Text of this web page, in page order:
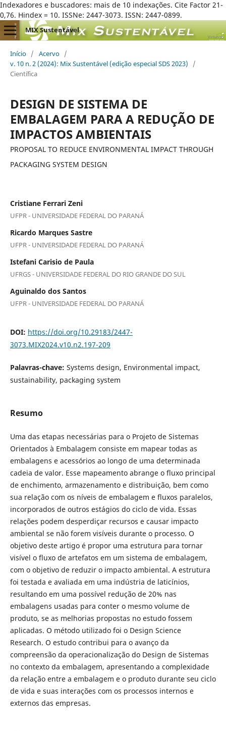
Indexadores e buscadores: mais de 10 indexações. Cite Factor 21-
0,76. Hindex = 10. ISSNe: 2447-3073. ISSN: 2447-0899.
MIX Sustentável
Início / Acervo /
v. 10 n. 2 (2024): Mix Sustentável (edição especial SDS 2023)
/
Científica
DESIGN DE SISTEMA DE
EMBALAGEM PARA A REDUÇÃO DE
IMPACTOS AMBIENTAIS
PROPOSAL TO REDUCE ENVIRONMENTAL IMPACT THROUGH
PACKAGING SYSTEM DESIGN
Cristiane Ferrari Zeni
UFPR - UNIVERSIDADE FEDERAL DO PARANÁ
Ricardo Marques Sastre
UFPR - UNIVERSIDADE FEDERAL DO PARANÁ
Istefani Carisio de Paula
UFRGS - UNIVERSIDADE FEDERAL DO RIO GRANDE DO SUL
Aguinaldo dos Santos
UFPR - UNIVERSIDADE FEDERAL DO PARANÁ
DOI: https://doi.org/10.29183/2447-
3073.MIX2024.v10.n2.197-209
Palavras-chave: Systems design, Environmental impact,
sustainability, packaging system
Resumo
Uma das etapas necessárias para o Projeto de Sistemas
Orientados à Embalagem consiste em mapear todas as
embalagens e acessórios ao longo de uma determinada
cadeia de valor. Esse mapeamento abrange o fluxo principal
de enchimento, armazenamento e distribuição, bem como
sua relação com os níveis de embalagem e fluxos paralelos,
incorporados de outros estágios do ciclo de vida. Essas
relações podem desperdiçar recursos e causar impacto
ambiental se não forem visíveis durante o processo. O
objetivo deste artigo é propor uma estrutura para tornar
visível o fluxo de artefatos em um sistema de embalagem,
com o objetivo de reduzir o impacto ambiental. A estrutura
foi testada e avaliada em uma indústria de laticínios,
resultando em uma possível redução de 20% nas
embalagens usadas para conter o mesmo volume de
produto, se as melhorias propostas no estudo fossem
aplicadas. O método utilizado foi o Design Science
Research. O estudo contribui para o avanço da
compreensão da operacionalização do Design de Sistemas
no contexto da embalagem, apresentando a complexidade
da relação entre a embalagem e o produto durante seu ciclo
de vida e suas interações com os processos internos e
externos das empresas.